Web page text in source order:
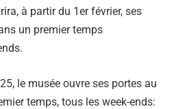
à partir du 1er février, ses
un premier temps
le musée ouvre ses portes au
temps, tous les week-ends: